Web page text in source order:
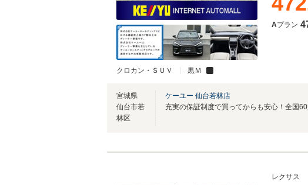
クロカン・ＳＵＶ 黒Ｍ
Aプラン
宮城県
仙台市若
林区
ケーユー 仙台若林店
レクサス